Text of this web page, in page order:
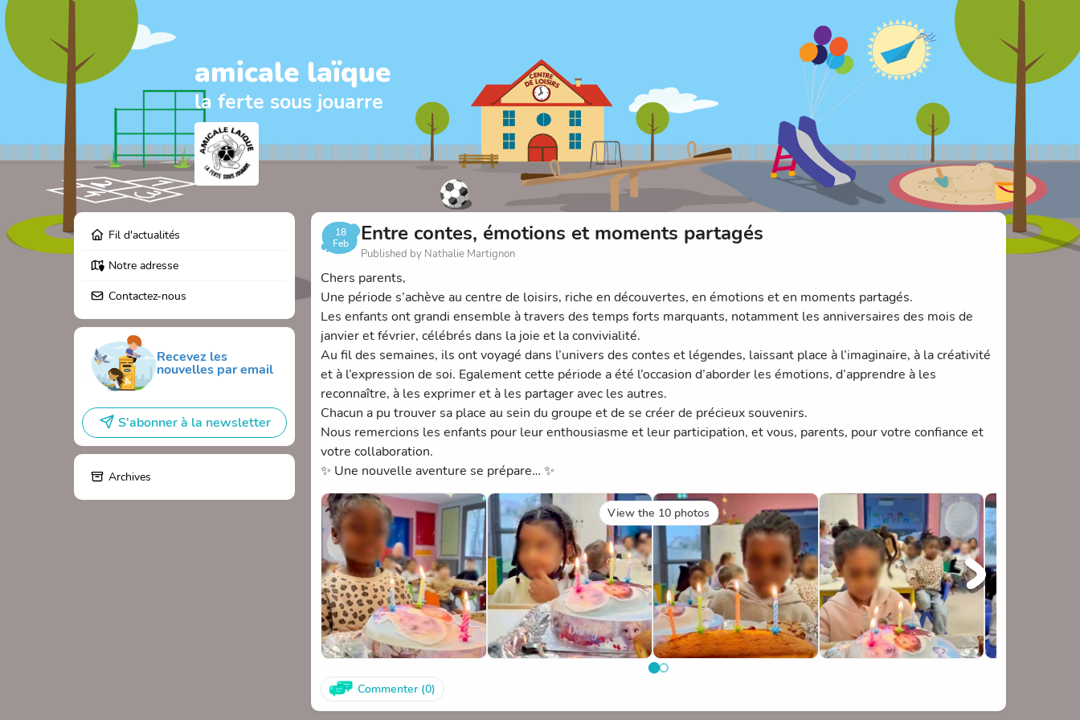
amicale laïque
la ferte sous jouarre
Fil d'actualités
Notre adresse
Contactez-nous
Recevez les
nouvelles par email
S'abonner à la newsletter
Archives
18
Feb
Entre contes, émotions et moments partagés
Published by Nathalie Martignon
Chers parents,
Une période s’achève au centre de loisirs, riche en découvertes, en émotions et en moments partagés.
Les enfants ont grandi ensemble à travers des temps forts marquants, notamment les anniversaires des mois de
janvier et février, célébrés dans la joie et la convivialité.
Au fil des semaines, ils ont voyagé dans l’univers des contes et légendes, laissant place à l’imaginaire, à la créativité
et à l’expression de soi. Egalement cette période a été l’occasion d’aborder les émotions, d’apprendre à les
reconnaître, à les exprimer et à les partager avec les autres.
Chacun a pu trouver sa place au sein du groupe et de se créer de précieux souvenirs.
Nous remercions les enfants pour leur enthousiasme et leur participation, et vous, parents, pour votre confiance et
votre collaboration.
✨ Une nouvelle aventure se prépare… ✨
View the 10 photos
Commenter (0)